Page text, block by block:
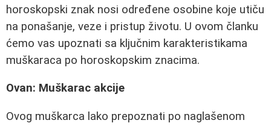
horoskopski znak nosi određene osobine koje utiču
na ponašanje, veze i pristup životu. U ovom članku
ćemo vas upoznati sa ključnim karakteristikama
muškaraca po horoskopskim znacima.
Ovan: Muškarac akcije
Ovog muškarca lako prepoznati po naglašenom